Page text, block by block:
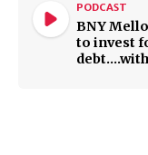
PODCAST
BNY
to invest